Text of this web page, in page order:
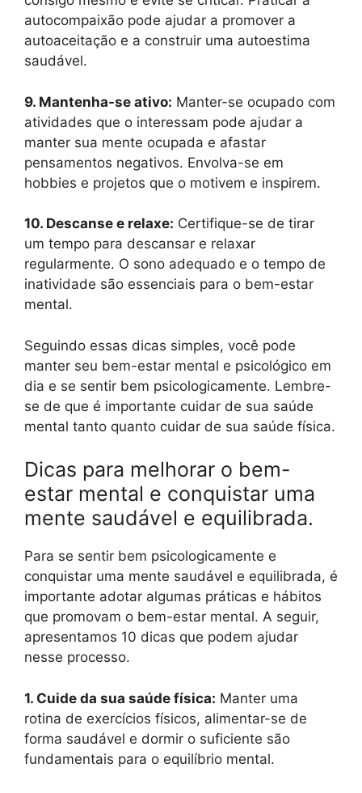
autocompaixão pode ajudar a promover a
autoaceitação e a construir uma autoestima
saudável.
9. Mantenha-se ativo: Manter-se ocupado com
atividades que o interessam pode ajudar a
manter sua mente ocupada e afastar
pensamentos negativos. Envolva-se em
hobbies e projetos que o motivem e inspirem.
10. Descanse e relaxe: Certifique-se de tirar
um tempo para descansar e relaxar
regularmente. O sono adequado e o tempo de
inatividade são essenciais para o bem-estar
mental.
Seguindo essas dicas simples, você pode
manter seu bem-estar mental e psicológico em
dia e se sentir bem psicologicamente. Lembre-
se de que é importante cuidar de sua saúde
mental tanto quanto cuidar de sua saúde física.
Dicas para melhorar o bem-
estar mental e conquistar uma
mente saudável e equilibrada.
Para se sentir bem psicologicamente e
conquistar uma mente saudável e equilibrada, é
importante adotar algumas práticas e hábitos
que promovam o bem-estar mental. A seguir,
apresentamos 10 dicas que podem ajudar
nesse processo.
1. Cuide da sua saúde física: Manter uma
rotina de exercícios físicos, alimentar-se de
forma saudável e dormir o suficiente são
fundamentais para o equilíbrio mental.